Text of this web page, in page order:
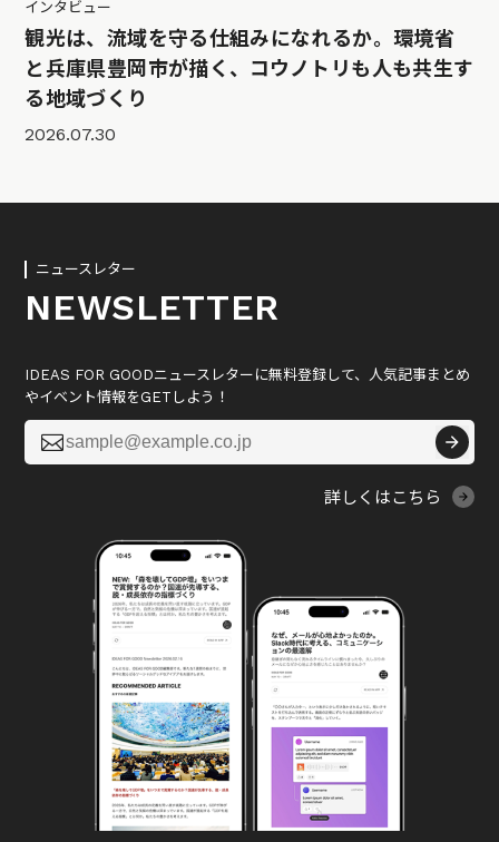
インタビュー
観光は、流域を守る仕組みになれるか。環境省
と兵庫県豊岡市が描く、コウノトリも人も共生す
る地域づくり
2026.07.30
ニュースレター
NEWSLETTER
IDEAS FOR GOODニュースレターに無料登録して、人気記事まとめ
やイベント情報をGETしよう！

詳しくはこちら